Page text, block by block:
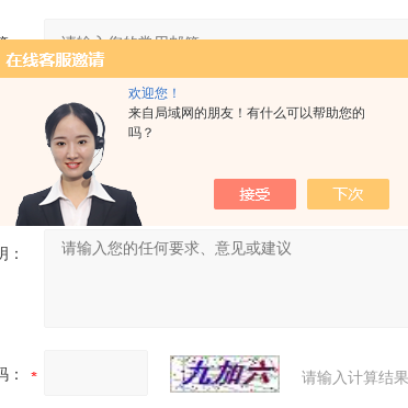
欢迎您！
来自局域网的朋友！有什么可以帮助您的
吗？
：
：
：
： 请输入计算结